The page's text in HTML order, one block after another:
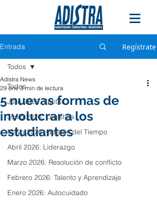
Entrada Regístrate
Todos
Julio 2026: Ventas
Junio 2026: Logística
Mayo 2026: Gestión del Tiempo
Abril 2026: Liderazgo
Marzo 2026: Resolución de conflicto
Febrero 2026: Talento y Aprendizaje
Enero 2026: Autocuidado
Todos
5 nuevas formas de
involucrar a los
estudiantes
Adistra News
29 ene 3 min de lectura